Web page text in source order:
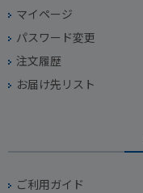
マイページ
パスワード変更
注文履歴
お届け先リスト
ご利用ガイド